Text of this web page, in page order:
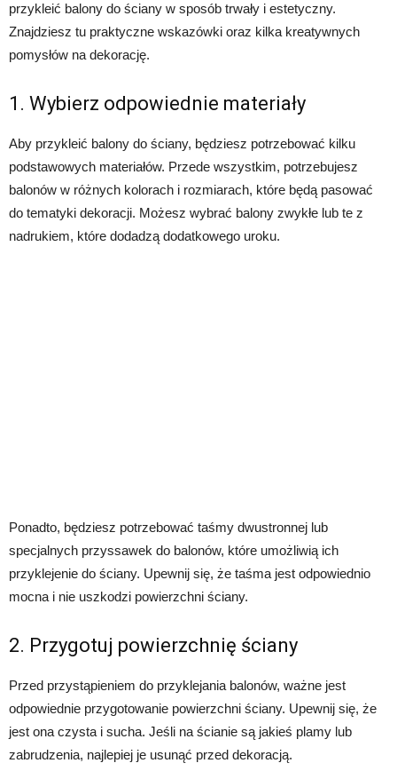
przykleić balony do ściany w sposób trwały i estetyczny.
Znajdziesz tu praktyczne wskazówki oraz kilka kreatywnych
pomysłów na dekorację.
1. Wybierz odpowiednie materiały
Aby przykleić balony do ściany, będziesz potrzebować kilku
podstawowych materiałów. Przede wszystkim, potrzebujesz
balonów w różnych kolorach i rozmiarach, które będą pasować
do tematyki dekoracji. Możesz wybrać balony zwykłe lub te z
nadrukiem, które dodadzą dodatkowego uroku.
Ponadto, będziesz potrzebować taśmy dwustronnej lub
specjalnych przyssawek do balonów, które umożliwią ich
przyklejenie do ściany. Upewnij się, że taśma jest odpowiednio
mocna i nie uszkodzi powierzchni ściany.
2. Przygotuj powierzchnię ściany
Przed przystąpieniem do przyklejania balonów, ważne jest
odpowiednie przygotowanie powierzchni ściany. Upewnij się, że
jest ona czysta i sucha. Jeśli na ścianie są jakieś plamy lub
zabrudzenia, najlepiej je usunąć przed dekoracją.